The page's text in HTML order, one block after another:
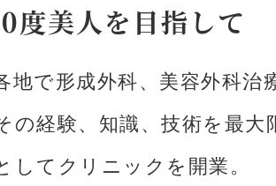
度美人を目指して
地で形成外科、美容外科治
の経験、知識、技術を最大
してクリニックを開業。